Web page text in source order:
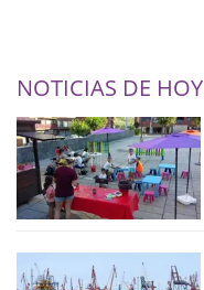
NOTICIAS DE HOY